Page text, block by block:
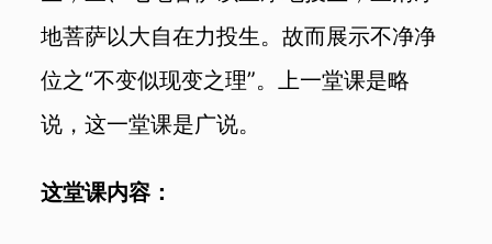
地菩萨以大自在力投生。故而展示不净净
位之“不变似现变之理”。上一堂课是略
说，这一堂课是广说。
这堂课内容：